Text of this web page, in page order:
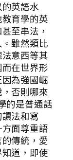
英語水
育學的英
至串法，
雖然類比
意西等其
在世界形
為強國崛
否則哪來
的是普通話
法和寫
面尊重語
傳統，愛
道，即使